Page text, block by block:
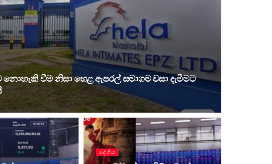
වීම නිසා හෙළ ඇපරල් සමාගම වසා දැමීමට
දේශීය